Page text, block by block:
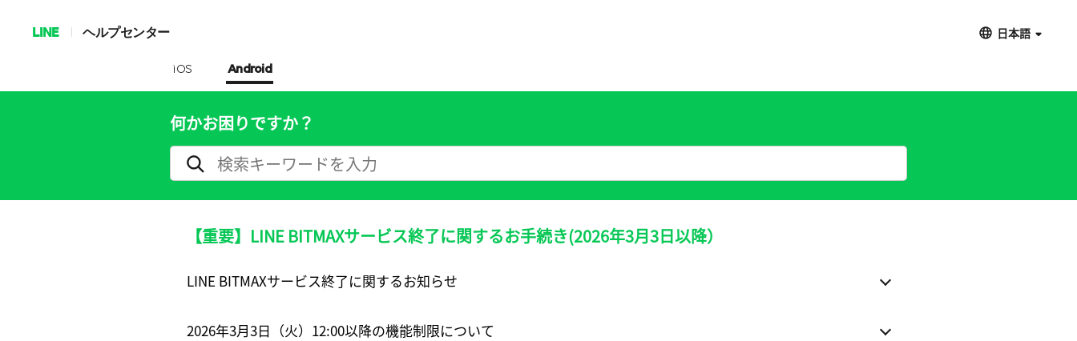
LINE ヘルプセンター 日本語
iOS Android
何かお困りですか？
【重要】LINE BITMAXサービス終了に関するお手続き(2026年3月3日以降）
LINE BITMAXサービス終了に関するお知らせ
2026年3月3日（火）12:00以降の機能制限について